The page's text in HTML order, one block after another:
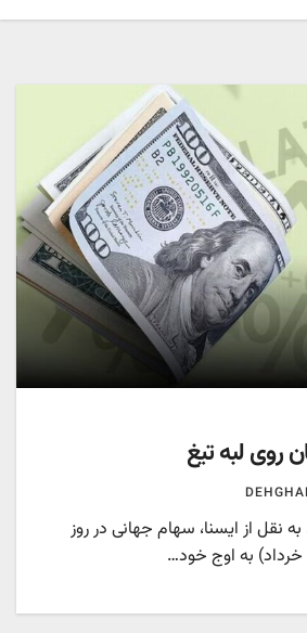
روی لبه تیغ
نقل از ایسنا، سهام جهانی در روز